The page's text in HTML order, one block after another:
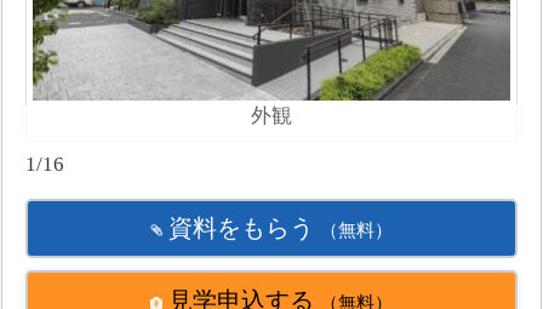
外観
1/16
資料をもらう （無料）
見学申込する （無料）